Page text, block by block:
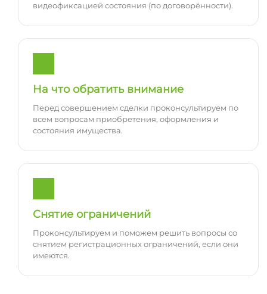
видеофиксацией состояния (по договорённости).
На что обратить внимание
Перед совершением сделки проконсультируем по
всем вопросам приобретения, оформления и
состояния имущества.
Снятие ограничений
Проконсультируем и поможем решить вопросы со
снятием регистрационных ограничений, если они
имеются.